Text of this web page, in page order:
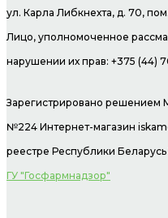
ул. Карла Либкнехта, д. 70,
Лицо, уполномоченное
нарушении их прав: +375 (44)
Зарегистрировано решением
№224 Интернет-магазин
реестре Республики
ГУ "Госфармнадзор"